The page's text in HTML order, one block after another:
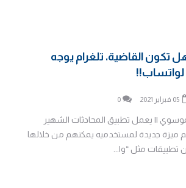
تكون القاضية، تلغرام يوجه
0
|| يعمل تطبيق المحادثات الشهير
ميزة جديدة لمستخدميه يمكنهم من خلالها
تطبيقات مثل “وا...